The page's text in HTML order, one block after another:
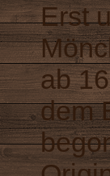
Erst
ab
dem